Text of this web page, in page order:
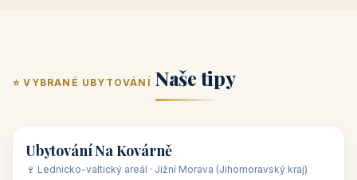
⭐ VYBRANÉ UBYTOVÁNÍ Naše tipy
🏡 penzion
Ubytování Na Kovárně
🍷 Lednicko-valtický areál · Jižní Morava (Jihomoravský kraj)